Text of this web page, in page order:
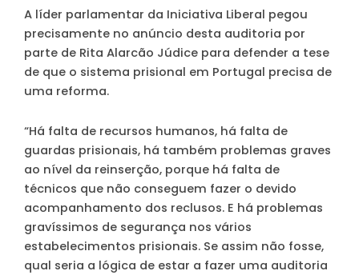
A líder parlamentar da Iniciativa Liberal pegou
precisamente no anúncio desta auditoria por
parte de Rita Alarcão Júdice para defender a tese
de que o sistema prisional em Portugal precisa de
uma reforma.
“Há falta de recursos humanos, há falta de
guardas prisionais, há também problemas graves
ao nível da reinserção, porque há falta de
técnicos que não conseguem fazer o devido
acompanhamento dos reclusos. E há problemas
gravíssimos de segurança nos vários
estabelecimentos prisionais. Se assim não fosse,
qual seria a lógica de estar a fazer uma auditoria